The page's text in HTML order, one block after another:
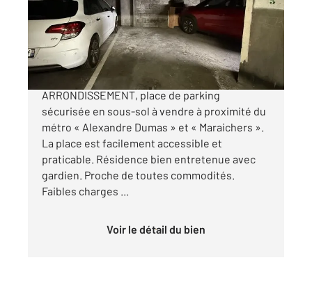
Parking à vendre
11 900 €
RUE DES ORTEAUX - PARIS 20EME
ARRONDISSEMENT, place de parking
sécurisée en sous-sol à vendre à proximité du
métro « Alexandre Dumas » et « Maraichers ».
La place est facilement accessible et
praticable. Résidence bien entretenue avec
gardien. Proche de toutes commodités.
Faibles charges ...
Voir le détail du bien